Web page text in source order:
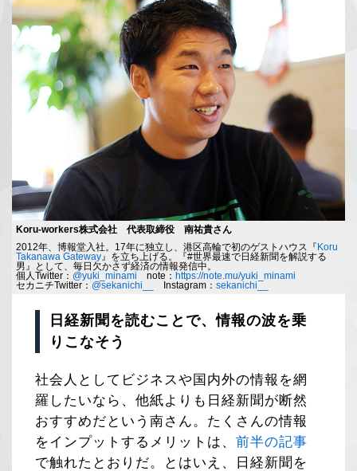
Koru-workers株式会社 代表取締役 南祐貴さん
2012年、博報堂入社。17年に独立し、港区高輪で初のゲストハウス『 Koru
Takanawa Gateway』を立ち上げる。『#世界最速で日経新聞を解説する
男』として、毎日欠かさず経済の情報発信中。
個人Twitter： @yuki_minami note： https://note.mu/yuki_minami
セカニチTwitter： @sekanichi__ Instagram： sekanichi__
日経新聞を読むことで、情報の波を乗
りこなそう
社会人としてビジネスや国内外の情報を網
羅したいなら、他紙よりも日経新聞が断然
おすすめだという南さん。たくさんの情報
をインプットするメリットは、前半の記事
で触れたとおりだ。とはいえ、日経新聞を